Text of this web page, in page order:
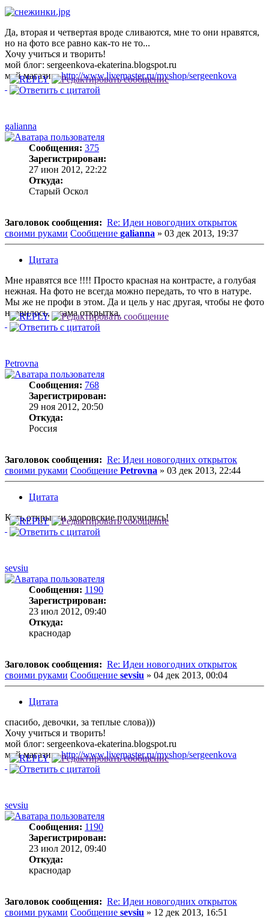
Да, вторая и четвертая вроде сливаются, мне то они нравятся,
но на фото все равно как-то не то...
Хочу учиться и творить!
мой блог: sergeenkova-ekaterina.blogspot.ru
мой магазин:http://www.livemaster.ru/myshop/sergeenkova
galianna
Сообщения: 375
Зарегистрирован:
27 июн 2012, 22:22
Откуда:
Старый Оскол
Заголовок сообщения: Re: Идеи новогодних открыток
своими руками Сообщение galianna » 03 дек 2013, 19:37
Цитата
Мне нравятся все !!!! Просто красная на контрасте, а голубая
нежная. На фото не всегда можно передать, то что в натуре.
Мы же не профи в этом. Да и цель у нас другая, чтобы не фото
нравилось, а сама открытка.
Petrovna
Сообщения: 768
Зарегистрирован:
29 ноя 2012, 20:50
Откуда:
Россия
Заголовок сообщения: Re: Идеи новогодних открыток
своими руками Сообщение Petrovna » 03 дек 2013, 22:44
Цитата
Кать,открытки здоровские получились!
sevsiu
Сообщения: 1190
Зарегистрирован:
23 июл 2012, 09:40
Откуда:
краснодар
Заголовок сообщения: Re: Идеи новогодних открыток
своими руками Сообщение sevsiu » 04 дек 2013, 00:04
Цитата
спасибо, девочки, за теплые слова)))
Хочу учиться и творить!
мой блог: sergeenkova-ekaterina.blogspot.ru
мой магазин:http://www.livemaster.ru/myshop/sergeenkova
sevsiu
Сообщения: 1190
Зарегистрирован:
23 июл 2012, 09:40
Откуда:
краснодар
Заголовок сообщения: Re: Идеи новогодних открыток
своими руками Сообщение sevsiu » 12 дек 2013, 16:51